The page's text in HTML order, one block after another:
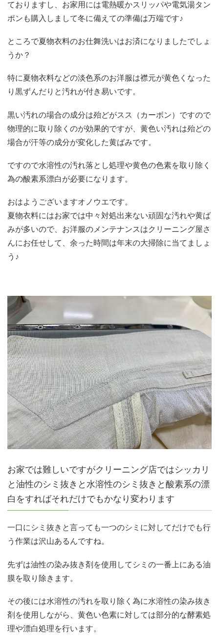
ておりますし、お家用には電熱暖かスリッパや電気湯タン
ポンも購入しまして冬に備えての準備は万端です♪
ところで夏物衣料のお仕舞洗いはお済になりましたでしょ
うか？
特に夏物衣料などの淡色系のお洋服は襟元が黄色くなった
り黒ずんだりと汚れが付き易いです。
黒い汚れの場合の成分は殆どがスス（カーボン）ですので
物理的に取り除くのが効果的ですが、黄色い汚れは殆どの
場合が汗等の成分が変化した黄ばみです。
ですので水溶性の汚れ落とし処理や黄色の色素を取り除く
為の酸素系漂白が必要になります。
おはようございますオノウエです。
夏物衣料にはお家では中々対処出来ない頑固な汚れや黄ば
みが多いので、お洋服のメンテナンスはクリーニング屋さ
んにお任せして、余った時間は年末の大掃除に当てましょ
う♪
お家では難しいですがクリーニング店ではシッカリ
と油性のシミ抜きと水溶性のシミ抜きと酸素系の漂
白をすればそれだけでもかなり変わります
一口にシミ抜きと言っても一つのシミに対してだけでも行
う作業は沢山あるんですね。
先ずは油性の染み抜き剤を使用してシミの一番上にある油
膜を取り除きます。
その後には水溶性の汚れを取り除く為に水溶性の染み抜き
剤を使用しながら、黄色い色素に対しては部分的な酵素処
理や漂白処理を行います。